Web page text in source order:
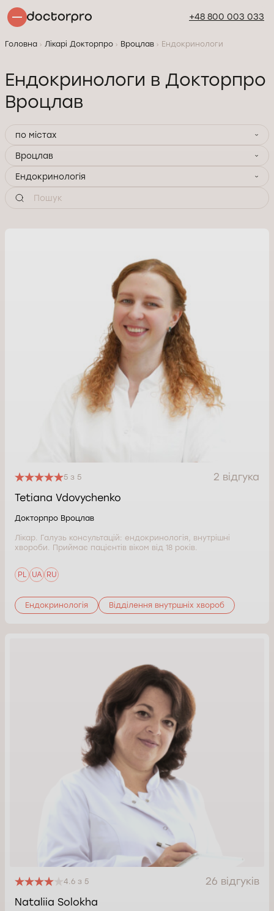
+48 800 003 033
Головна Лікарі Докторпро Вроцлав Ендокринологи
Ендокринологи в Докторпро
Вроцлав
по містах
Вроцлав
Ендокринологія
5 з 5
2 відгука
Tetiana Vdovychenko
Докторпро Вроцлав
Лікар. Галузь консультацій: ендокринологія, внутрішні
хвороби. Приймає пацієнтів віком від 18 років.
PL UA RU
Ендокринологія Відділення внутршніх хвороб
4.6 з 5
26 відгуків
Nataliia Solokha